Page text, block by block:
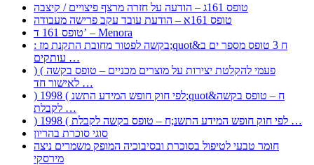
טופס 161ג – הודעה על חזרה מרצף פיצויים / קיצבה
טופס 161א – הודעת עובד עקב פרישה מעבודה
טופס 161 ד’ – Menora
: בקשה לפטור מחובת התקנת מז;quot&ח 3 טופס מספר ים ב
עותקים …
) ( פעמי להקלטת יצירות על מוצרים מכניים – טופס בקשה
לאישור חד …
) 1998 ( לפי חוק חופש המידע התשנ;quot&ח – טופס בקשה
לקבלת …
) 1998 ( לפי חוק חופש המידע התשנ;ח – טופס בקשה לקבלת …
סוגי סוכרת בהריון
חומר טבעי לטיפול בסוכרת ובסיבוכיה המופק משמרים ניצה
מירסקי